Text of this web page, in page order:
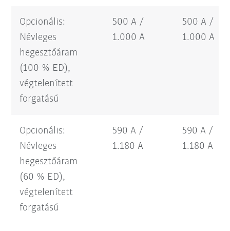
Opcionális:
Névleges
hegesztőáram
(100 % ED),
végtelenített
forgatású
500 A /
1.000 A
500 A /
1.000 A
Opcionális:
Névleges
hegesztőáram
(60 % ED),
végtelenített
forgatású
590 A /
1.180 A
590 A /
1.180 A